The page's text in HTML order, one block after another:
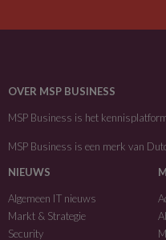
OVER MSP BUSINESS
MSP Business is het
MSP Business is een merk van
NIEUWS
Algemeen IT nieuws
Markt & Strategie
Security